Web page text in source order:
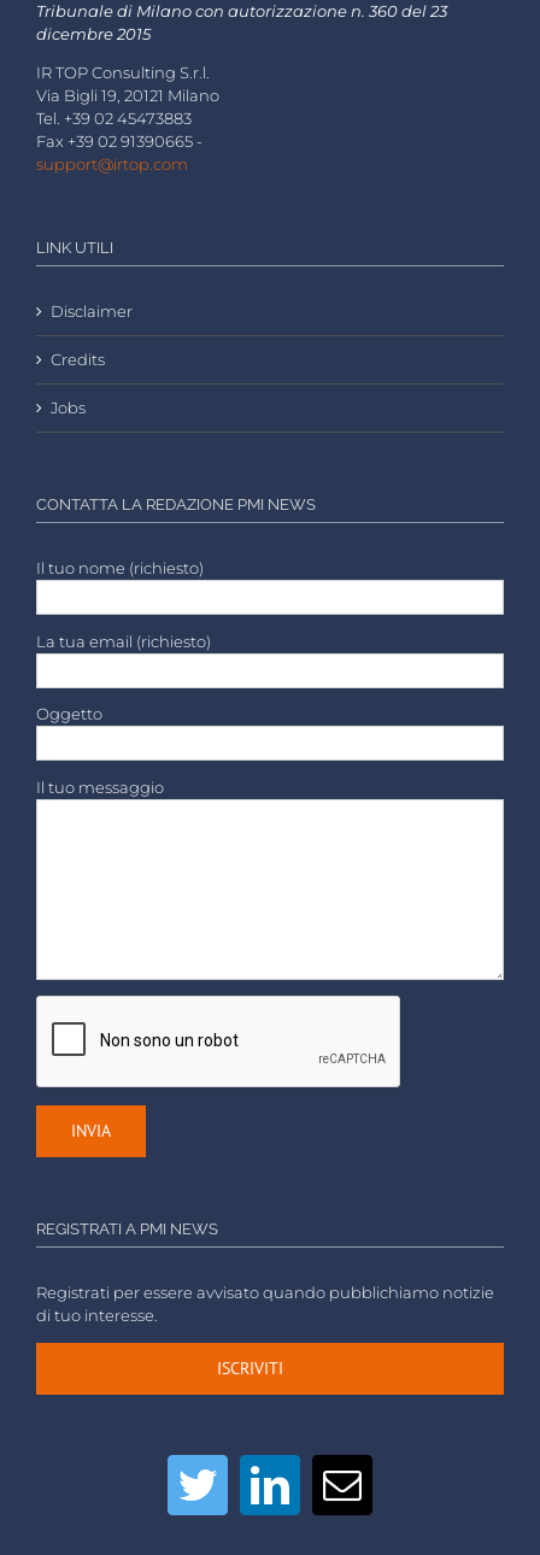
Tribunale di Milano con autorizzazione n. 360 del 23
dicembre 2015
IR TOP Consulting S.r.l.
Via Bigli 19, 20121 Milano
Tel. +39 02 45473883
Fax +39 02 91390665 -
support@irtop.com
LINK UTILI
Disclaimer
Credits
Jobs
CONTATTA LA REDAZIONE PMI NEWS
Il tuo nome (richiesto)
La tua email (richiesto)
Oggetto
Il tuo messaggio
REGISTRATI A PMI NEWS
Registrati per essere avvisato quando pubblichiamo notizie
di tuo interesse.
ISCRIVITI